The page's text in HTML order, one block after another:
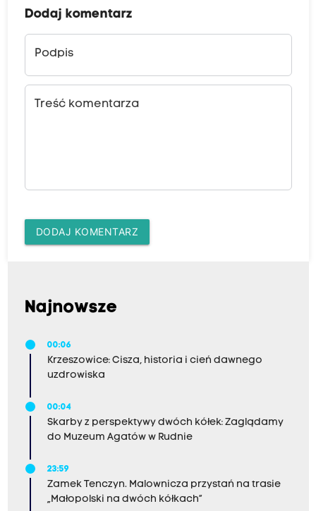
Dodaj komentarz
Podpis
Treść komentarza
DODAJ KOMENTARZ
Najnowsze
00:06
Krzeszowice: Cisza, historia i cień dawnego
uzdrowiska
00:04
Skarby z perspektywy dwóch kółek: Zaglądamy
do Muzeum Agatów w Rudnie
23:59
Zamek Tenczyn. Malownicza przystań na trasie
„Małopolski na dwóch kółkach”